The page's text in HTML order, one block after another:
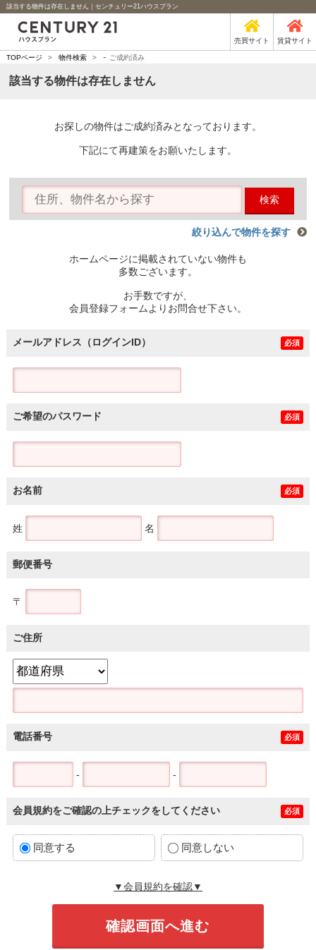
該当する物件は存在しません｜センチュリー21ハウスプラン
売買サイト 賃貸サイト
TOPページ > 物件検索 > - ご成約済み
該当する物件は存在しません
お探しの物件はご成約済みとなっております。
下記にて再建策をお願いたします。
検索
絞り込んで物件を探す
ホームページに掲載されていない物件も
多数ございます。
お手数ですが、
会員登録フォームよりお問合せ下さい。
メールアドレス（ログインID） 必須
ご希望のパスワード 必須
お名前 必須
姓 名
郵便番号
〒
ご住所
電話番号 必須
- -
会員規約をご確認の上チェックをしてください 必須
同意する 同意しない
▼会員規約を確認▼